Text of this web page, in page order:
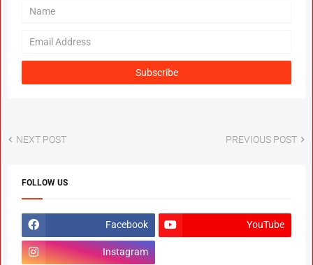
NEXT POST PREVIOUS POST
FOLLOW US
Facebook YouTube
Instagram